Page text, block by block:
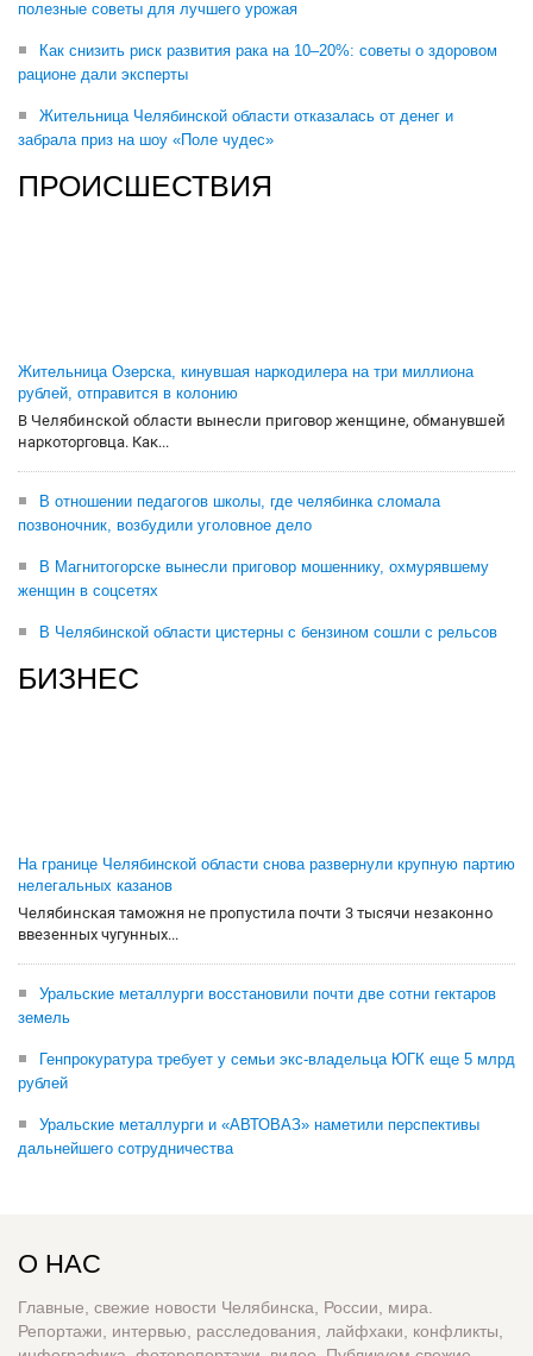
полезные советы для лучшего урожая
Как снизить риск развития рака на 10–20%: советы о здоровом
рационе дали эксперты
Жительница Челябинской области отказалась от денег и
забрала приз на шоу «Поле чудес»
ПРОИСШЕСТВИЯ
Жительница Озерска, кинувшая наркодилера на три миллиона
рублей, отправится в колонию
В Челябинской области вынесли приговор женщине, обманувшей
наркоторговца. Как...
В отношении педагогов школы, где челябинка сломала
позвоночник, возбудили уголовное дело
В Магнитогорске вынесли приговор мошеннику, охмурявшему
женщин в соцсетях
В Челябинской области цистерны с бензином сошли с рельсов
БИЗНЕС
На границе Челябинской области снова развернули крупную партию
нелегальных казанов
Челябинская таможня не пропустила почти 3 тысячи незаконно
ввезенных чугунных...
Уральские металлурги восстановили почти две сотни гектаров
земель
Генпрокуратура требует у семьи экс-владельца ЮГК еще 5 млрд
рублей
Уральские металлурги и «АВТОВАЗ» наметили перспективы
дальнейшего сотрудничества
О НАС
Главные, свежие новости Челябинска, России, мира.
Репортажи, интервью, расследования, лайфхаки, конфликты,